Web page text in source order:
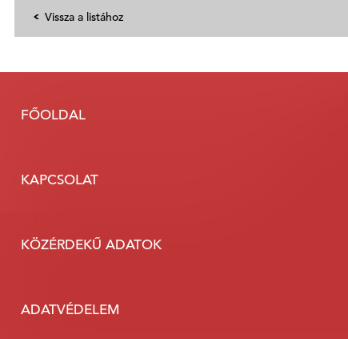
Vissza a listához
FŐOLDAL
KAPCSOLAT
KÖZÉRDEKŰ ADATOK
ADATVÉDELEM